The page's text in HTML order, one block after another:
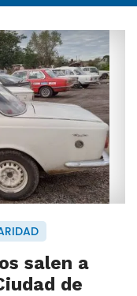
salen a
de